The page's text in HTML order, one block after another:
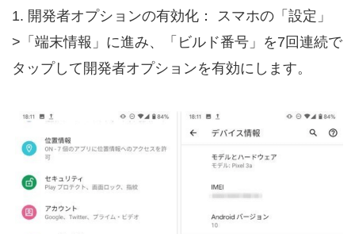
1. 開発者オプションの有効化： スマホの「設定」
>「端末情報」に進み、「ビルド番号」を7回連続で
タップして開発者オプションを有効にします。